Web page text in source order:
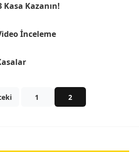
Kasa Kazanın!
İnceleme
1 2